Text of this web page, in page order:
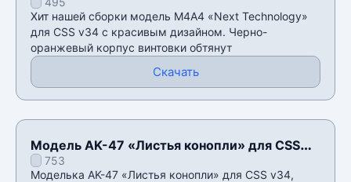
v34
Хит нашей сборки модель М4А4 «Next Technology»
для CSS v34 с красивым дизайном. Черно-
оранжевый корпус винтовки обтянут
Скачать
Модель AK-47 «Листья конопли» для CSS
v34753
Моделька AK-47 «Листья конопли» для CSS v34,